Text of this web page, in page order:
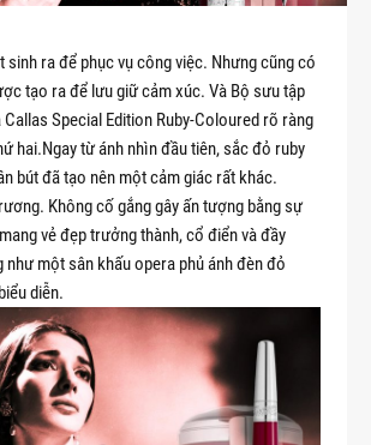
sinh ra để phục vụ công việc. Nhưng cũng có
tạo ra để lưu giữ cảm xúc. Và Bộ sưu tập
Special Edition Ruby-Coloured rõ ràng
hai.Ngay từ ánh nhìn đầu tiên, sắc đỏ ruby
bút đã tạo nên một cảm giác rất khác.
Không cố gắng gây ấn tượng bằng sự
vẻ đẹp trưởng thành, cổ điển và đầy
một sân khấu opera phủ ánh đèn đỏ
diễn.